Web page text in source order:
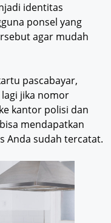
identitas
ponsel yang
agar mudah
pascabayar,
jika nomor
kantor polisi dan
mendapatkan
Anda sudah tercatat.